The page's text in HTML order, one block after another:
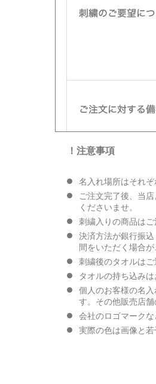
！注意事項
名入れ場所はそれぞ
ご注文完了後、当
くださいませ。
刺繍入りの商品は
決済方法が銀行振
間をいただく場合が
刺繍後のタオルはご
タオルの持ち込み
個人のお客様の名
す。その他販売店
会社のロゴマーク
実際の色は画像と若